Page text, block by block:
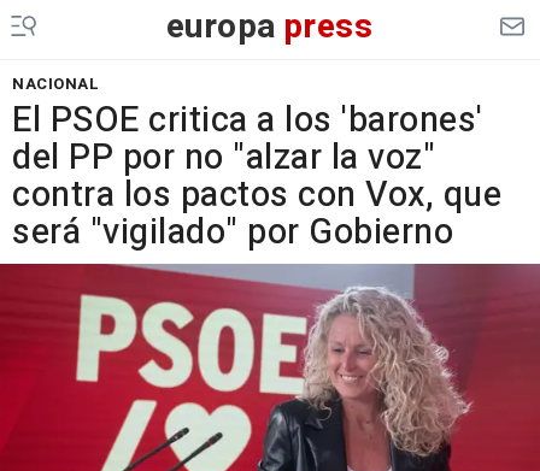
europa press
NACIONAL
El PSOE critica a los 'barones'
del PP por no "alzar la voz"
contra los pactos con Vox, que
será "vigilado" por Gobierno